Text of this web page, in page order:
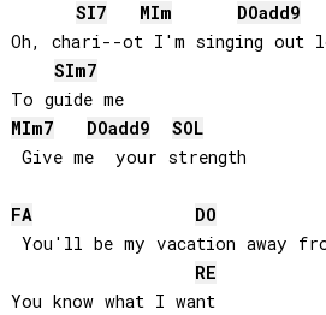
SI7 MIm DOadd9
Oh, chari--ot I'm singing out
SIm7
To guide me
MIm7 DOadd9
SOL
Give me  your strength
FA DO
You'll be my vacation away
RE
You know what I want